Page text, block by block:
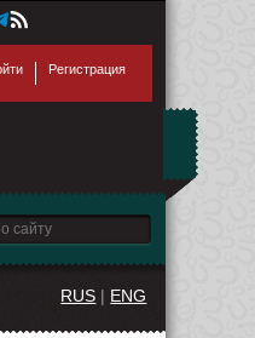
Регистрация
RUS | ENG